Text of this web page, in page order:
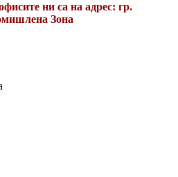
ни са на адрес: гр.
Зона